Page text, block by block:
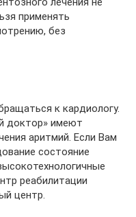
применять
без
к кардиологу.
доктор» имеют
аритмий. Если Вам
состояние
реабилитации
центр.